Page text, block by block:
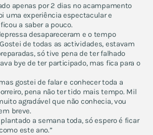
apenas por 2 dias no acampamento
uma experiência espectacular e
a saber a pouco.
desapareceram e o tempo
de todas as actividades, estavam
só tive pena de ter falhado
bye de ter participado, mas fica para o
gostei de falar e conhecer toda a
pena não ter tido mais tempo. Mil
agradável que não conhecia, vou
breve.
a semana toda, só espero é ficar
este ano.”